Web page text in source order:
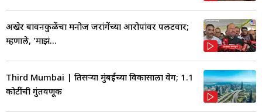
अखेर बावनकुळेंचा मनोज जरांगेंच्या आरोपांवर पलटवार;
म्हणाले, 'माझं...
Third Mumbai | तिसऱ्या मुंबईच्या विकासाला वेग; 1.1
कोटींची गुंतवणूक